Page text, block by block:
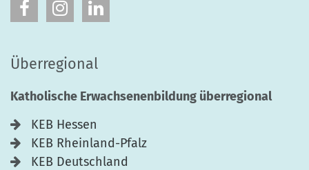
Überregional
Katholische Erwachsenenbildung überregional
KEB Hessen
KEB Rheinland-Pfalz
KEB Deutschland